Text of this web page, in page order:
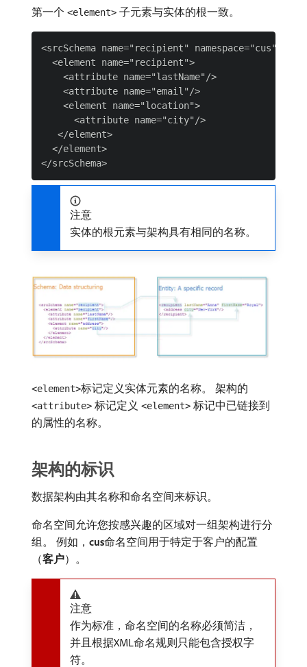
第一个​ <element> ​子元素与实体的根一致。
<srcSchema name="recipient" namespace="cus">
  <element name="recipient">
    <attribute name="lastName"/>
    <attribute name="email"/>
    <element name="location">
      <attribute name="city"/>
   </element>
  </element>
注意
实体的根元素与架构具有相同的名称。
<element>​标记定义实体元素的名称。 架构的​
<attribute> ​标记定义​ <element> ​标记中已链接到
的属性的名称。
架构的标识
数据架构由其名称和命名空间来标识。
命名空间允许您按感兴趣的区域对一组架构进行分
组。 例如， cus​命名空间用于特定于客户的配置
（客户）。
注意
作为标准，命名空间的名称必须简洁，
并且根据XML命名规则只能包含授权字
符。